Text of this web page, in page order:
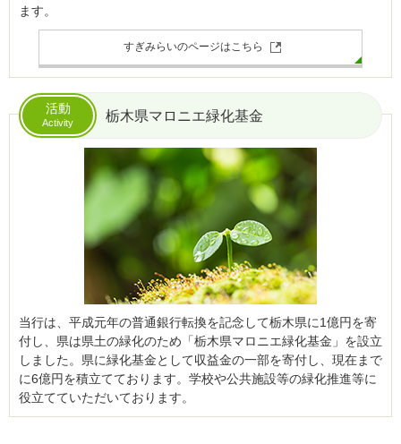
ます。
すぎみらいのページはこちら
活動
Activity 栃木県マロニエ緑化基金
当行は、平成元年の普通銀行転換を記念して栃木県に1億円を寄
付し、県は県土の緑化のため「栃木県マロニエ緑化基金」を設立
しました。 県に緑化基金として収益金の一部を寄付し、現在まで
に6億円を積立てております。学校や公共施設等の緑化推進等に
役立てていただいております。